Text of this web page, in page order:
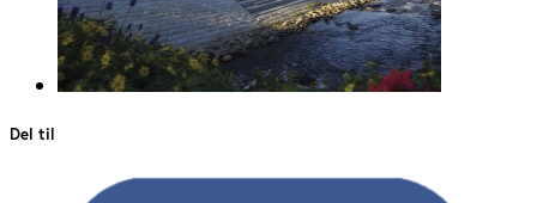
Del til